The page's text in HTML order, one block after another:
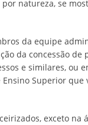
natureza, se
da equipe
da concessão de
e similares, ou
Superior
exceto na